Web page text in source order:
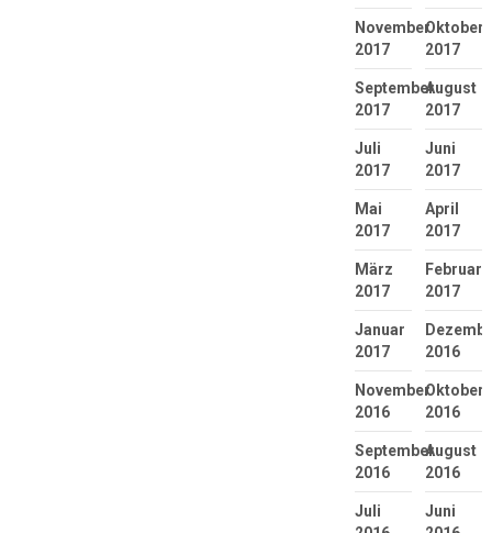
November
2017
Oktober
2017
September
2017
August
2017
Juli
2017
Juni
2017
Mai
2017
April
2017
März
2017
Februar
2017
Januar
2017
2016
November
2016
Oktober
2016
September
2016
August
2016
Juli
Juni